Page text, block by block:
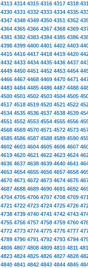
4313 4314 4315 4316 4317 4318
4330 4331 4332 4333 4334 4335
4347 4348 4349 4350 4351 4352
4364 4365 4366 4367 4368 4369
4381 4382 4383 4384 4385 4386
4398 4399 4400 4401 4402 4403
4415 4416 4417 4418 4419 4420
4432 4433 4434 4435 4436 4437
4449 4450 4451 4452 4453 4454
4466 4467 4468 4469 4470 4471
4483 4484 4485 4486 4487 4488
4500 4501 4502 4503 4504 4505
4517 4518 4519 4520 4521 4522
4534 4535 4536 4537 4538 4539
4551 4552 4553 4554 4555 4556
4568 4569 4570 4571 4572 4573
4585 4586 4587 4588 4589 4590
4602 4603 4604 4605 4606 4607
4619 4620 4621 4622 4623 4624
4636 4637 4638 4639 4640 4641
4653 4654 4655 4656 4657 4658
4670 4671 4672 4673 4674 4675
4687 4688 4689 4690 4691 4692
4704 4705 4706 4707 4708 4709
4721 4722 4723 4724 4725 4726
4738 4739 4740 4741 4742 4743
4755 4756 4757 4758 4759 4760
4772 4773 4774 4775 4776 4777
4789 4790 4791 4792 4793 4794
4806 4807 4808 4809 4810 4811
4823 4824 4825 4826 4827 4828
4840 4841 4842 4843 4844 4845